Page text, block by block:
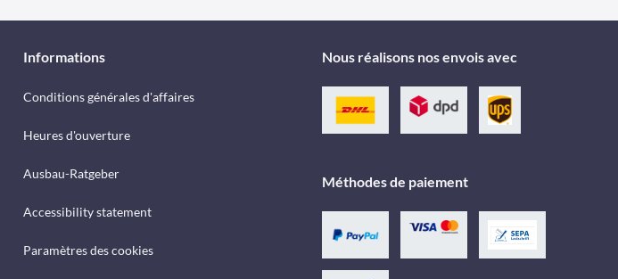
Informations
Conditions générales d'affaires
Heures d'ouverture
Ausbau-Ratgeber
Accessibility statement
Paramètres des cookies
Nous réalisons nos envois avec
Méthodes de paiement